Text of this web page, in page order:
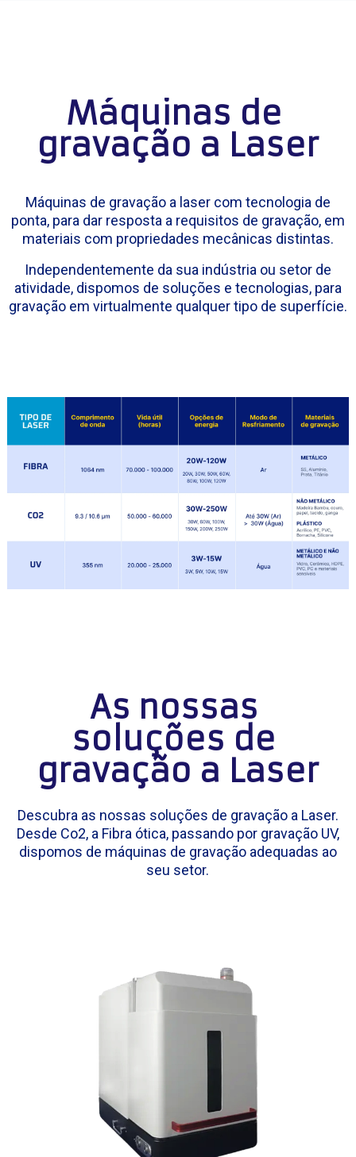
Máquinas de
gravação a Laser
Máquinas de gravação a laser com tecnologia de
ponta, para dar resposta a requisitos de gravação, em
materiais com propriedades mecânicas distintas.
Independentemente da sua indústria ou setor de
atividade, dispomos de soluções e tecnologias, para
gravação em virtualmente qualquer tipo de superfície.
As nossas
soluções de
gravação a Laser
Descubra as nossas soluções de gravação a Laser.
Desde Co2, a Fibra ótica, passando por gravação UV,
dispomos de máquinas de gravação adequadas ao
seu setor.